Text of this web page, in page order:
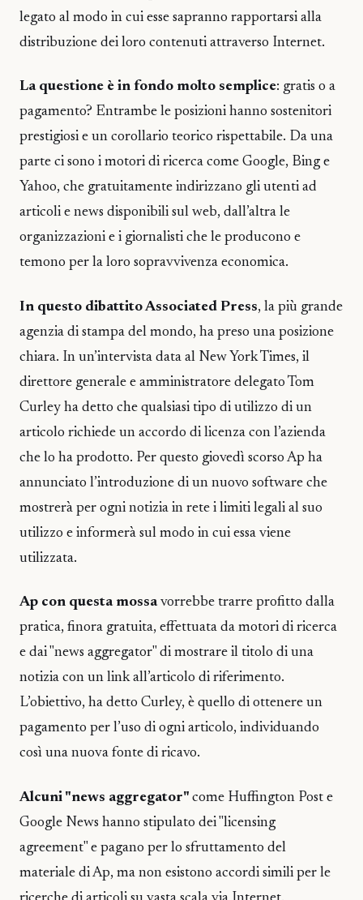
legato al modo in cui esse sapranno rapportarsi alla
distribuzione dei loro contenuti attraverso Internet.
La questione è in fondo molto semplice: gratis o a
pagamento? Entrambe le posizioni hanno sostenitori
prestigiosi e un corollario teorico rispettabile. Da una
parte ci sono i motori di ricerca come Google, Bing e
Yahoo, che gratuitamente indirizzano gli utenti ad
articoli e news disponibili sul web, dall’altra le
organizzazioni e i giornalisti che le producono e
temono per la loro sopravvivenza economica.
In questo dibattito Associated Press, la più grande
agenzia di stampa del mondo, ha preso una posizione
chiara. In un’intervista data al New York Times, il
direttore generale e amministratore delegato Tom
Curley ha detto che qualsiasi tipo di utilizzo di un
articolo richiede un accordo di licenza con l’azienda
che lo ha prodotto. Per questo giovedì scorso Ap ha
annunciato l’introduzione di un nuovo software che
mostrerà per ogni notizia in rete i limiti legali al suo
utilizzo e informerà sul modo in cui essa viene
utilizzata.
Ap con questa mossavorrebbe trarre profitto dalla
pratica, finora gratuita, effettuata da motori di ricerca
e dai "news aggregator" di mostrare il titolo di una
notizia con un link all’articolo di riferimento.
L’obiettivo, ha detto Curley, è quello di ottenere un
pagamento per l’uso di ogni articolo, individuando
così una nuova fonte di ricavo.
Alcuni "news aggregator" come Huffington Post e
Google News hanno stipulato dei "licensing
agreement" e pagano per lo sfruttamento del
materiale di Ap, ma non esistono accordi simili per le